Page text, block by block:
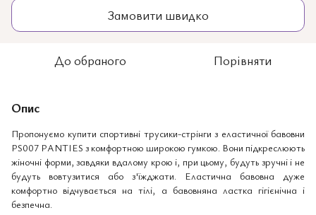
Замовити швидко
До обраного Порівняти
Опис
Пропонуємо купити спортивні трусики-стрінги з еластичної бавовни
PS007 PANTIES з комфортною широкою гумкою. Вони підкреслюють
жіночні форми, завдяки вдалому крою і, при цьому, будуть зручні і не
будуть вовтузитися або з'їжджати. Еластична бавовна дуже
комфортно відчувається на тілі, а бавовняна ластка гігієнічна і
безпечна.